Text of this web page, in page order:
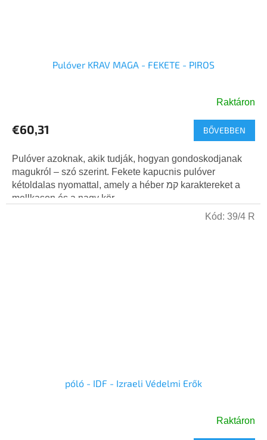
Pulóver KRAV MAGA - FEKETE - PIROS
Raktáron
€60,31 BŐVEBBEN
Pulóver azoknak, akik tudják, hogyan gondoskodjanak
magukról – szó szerint. Fekete kapucnis pulóver
kétoldalas nyomattal, amely a héber קמ karaktereket a
mellkason és a nagy kör...
póló - IDF - Izraeli Védelmi Erők
Raktáron
Kód: 39/4 R